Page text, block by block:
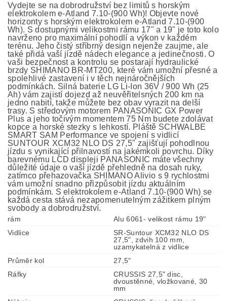
Vydejte se na dobrodružství bez limitů s horským
elektrokolem e-Atland 7.10-(900 Wh)! Objevte nové
horizonty s horským elektrokolem e-Atland 7.10-(900
Wh). S dostupnými velikostmi rámu 17" a 19" je toto kolo
navrženo pro maximální pohodlí a výkon v každém
terénu. Jeho čistý stříbrný design nejenže zaujme, ale
také přidá vaší jízdě nádech elegance a jedinečnosti. O
vaši bezpečnost a kontrolu se postarají hydraulické
brzdy SHIMANO BR-MT200, které vám umožní přesné a
spolehlivé zastavení i v těch nejnáročnějších
podmínkách. Silná baterie LG Li-Ion 36V / 900 Wh (25
Ah) vám zajistí dojezd až neuvěřitelsných 200 km na
jedno nabití, takže můžete bez obav vyrazit na delší
trasy. S středovým motorem PANASONIC GX Power
Plus a jeho točivým momentem 75 Nm budete zdolávat
kopce a horské stezky s lehkostí. Pláště SCHWALBE
SMART SAM Performance ve spojení s vidlicí
SUNTOUR XCM32 NLO DS 27,5" zajišťují pohodlnou
jízdu s vynikající přilnavostí na jakémkoli povrchu. Díky
barevnému LCD displeji PANASONIC máte všechny
důležité údaje o vaší jízdě přehledně na dosah ruky,
zatímco přehazovačka SHIMANO Alivio s 9 rychlostmi
vám umožní snadno přizpůsobit jízdu aktuálním
podmínkám. S elektrokolem e-Atland 7.10-(900 Wh) se
každá cesta stává nezapomenutelným zážitkem plným
svobody a dobrodružství.
rám
Alu 6061- velikost rámu 19"
Vidlice
SR-Suntour XCM32 NLO DS
27,5", zdvih 100 mm,
uzamykatelná z vidlice
Průměr kol
27,5"
Ráfky
CRUSSIS 27,5" disc,
dvoustěnné, vložkované, 30
mm